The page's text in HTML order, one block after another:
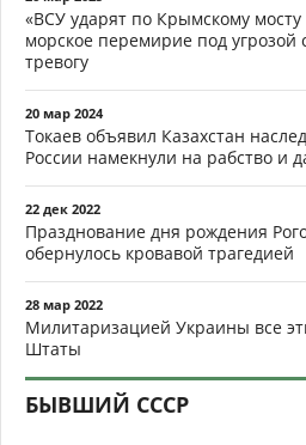
«ВСУ ударят по Крымскому
морское перемирие под
тревогу
20 мар 2024
Токаев объявил Казахстан
России намекнули на рабство и
22 дек 2022
Празднование дня рождения
обернулось кровавой трагедией
28 мар 2022
Милитаризацией Украины все
Штаты
БЫВШИЙ СССР